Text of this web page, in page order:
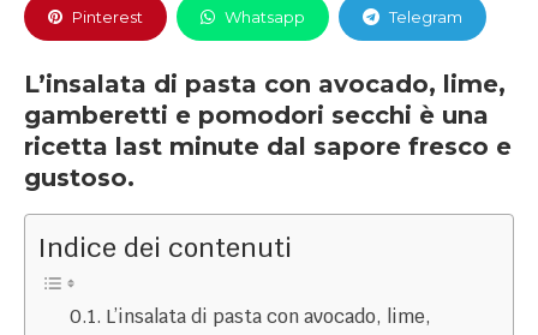
Pinterest Whatsapp Telegram
L’insalata di pasta con avocado, lime,
gamberetti e pomodori secchi è una
ricetta last minute dal sapore fresco e
gustoso.
Indice dei contenuti
L’insalata di pasta con avocado, lime,